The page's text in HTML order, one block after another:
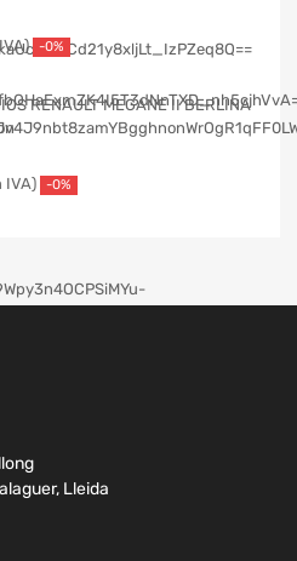
-0%
RENAULT MEGANE II BERLINA
-0%
Lleida